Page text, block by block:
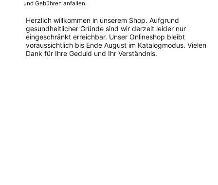
und Gebühren anfallen.
Herzlich willkommen in unserem Shop. Aufgrund
gesundheitlicher Gründe sind wir derzeit leider nur
eingeschränkt erreichbar. Unser Onlineshop bleibt
voraussichtlich bis Ende August im Katalogmodus. Vielen
Dank für Ihre Geduld und Ihr Verständnis.